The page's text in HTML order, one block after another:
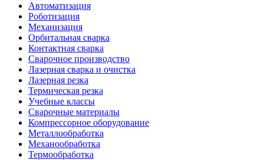
Автоматизация
Роботизация
Механизация
Орбитальная сварка
Контактная сварка
Сварочное производство
Лазерная сварка и очистка
Лазерная резка
Термическая резка
Учебные классы
Сварочные материалы
Компрессорное оборудование
Металлообработка
Механообработка
Термообработка